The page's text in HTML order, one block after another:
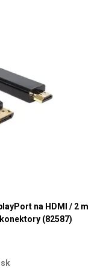
na HDMI / 2 m
(82587)